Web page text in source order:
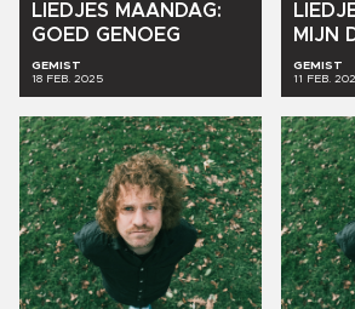
LIEDJES MAANDAG:
GOED GENOEG
GEMIST
18 FEB. 2025
MIJN
GEMIST
11 FEB.